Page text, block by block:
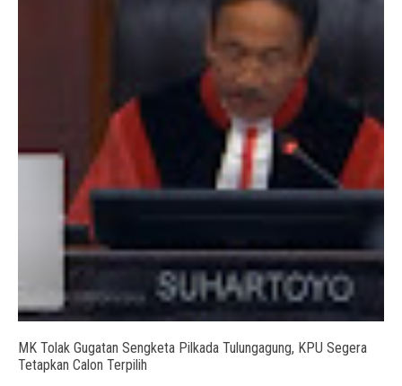
MK Tolak Gugatan Sengketa Pilkada Tulungagung, KPU Segera
Tetapkan Calon Terpilih